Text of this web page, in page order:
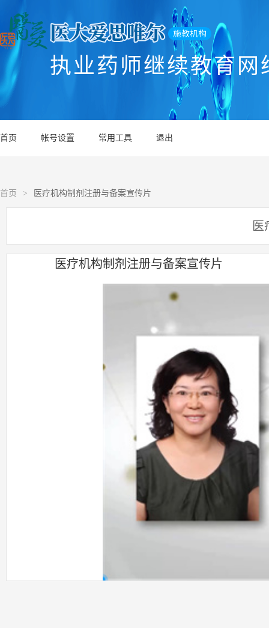
执业药师继续教育网
首页 帐号设置 常用工具 退出
首页 > 医疗机构制剂注册与备案宣传片
医
医疗机构制剂注册与备案宣传片